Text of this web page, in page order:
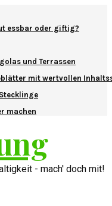
essbar oder giftig?
und Terrassen
mit wertvollen
machen
- mach' doch mit!